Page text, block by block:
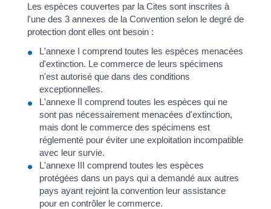
Les espèces couvertes par la Cites sont inscrites à
l'une des 3 annexes de la Convention selon le degré de
protection dont elles ont besoin :
L'annexe I comprend toutes les espèces menacées
d'extinction. Le commerce de leurs spécimens
n'est autorisé que dans des conditions
exceptionnelles.
L'annexe II comprend toutes les espèces qui ne
sont pas nécessairement menacées d'extinction,
mais dont le commerce des spécimens est
réglementé pour éviter une exploitation incompatible
avec leur survie.
L'annexe III comprend toutes les espèces
protégées dans un pays qui a demandé aux autres
pays ayant rejoint la convention leur assistance
pour en contrôler le commerce.